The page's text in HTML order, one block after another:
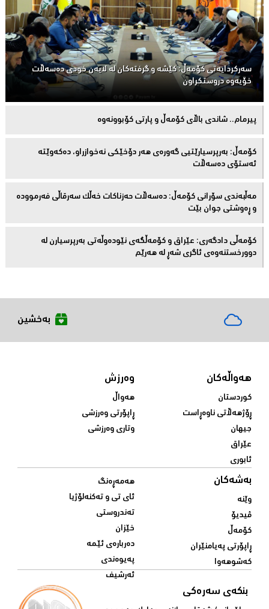
سەركردایەتی كۆمەڵ: كێشە و گرفتەكان لە لایەن خودی دەسەڵات
خۆیەوە دروستكراون
پیرمام.. شاندی باڵای كۆمه‌ڵ و پارتی كۆبوونه‌وه‌
كۆمەڵ: بەرپرسیارێتیی گەورەی هەر دۆخێکی نەخوازراو، دەكەوێتە
ئەستۆی دەسەڵات
مەڵبەندى سۆرانى کۆمەڵ: دەسەڵات حەزناکات خەڵک سەرقاڵى فەرموودە
و ڕەوشتى جوان بێت
کۆمەڵى دادگەرى: عێراق و كۆمەڵگەی نێودەوڵەتی بەرپرسیارن لە
دوورخستنەوەى ئاگری شەڕ لە هەرێم
بەخشین
هەواڵەکان
کوردستان
ڕۆژهەڵاتی ناوەڕاست
جیهان
عێراق
ئابوری
وەرزش
هەواڵ
ڕاپۆرتی وەرزشی
وتاری وەرزشی
بەشەکان
وێنە
ڤیدیۆ
کۆمەڵ
ڕاپۆرتی پەیامنێران
کەشوهەوا
هەمەڕەنگ
ئای تی و تەکنەلۆژیا
تەندروستی
خێزان
دەربارەی ئێمە
پەیوەندی
ئەرشیف
بنکەی سەرەکی